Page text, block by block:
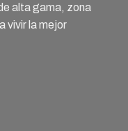
alta gama, zona
vivir la mejor